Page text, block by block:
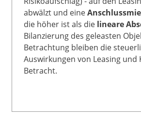
abwälzt und eine
die höher ist als die lineare
Bilanzierung des geleasten
Betrachtung bleiben die
Auswirkungen von Leasing und
Betracht.